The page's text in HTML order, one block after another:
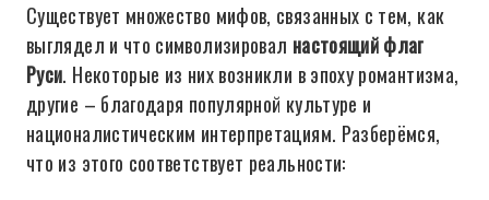
Существует множество мифов, связанных с тем, как
выглядел и что символизировал настоящий флаг
Руси. Некоторые из них возникли в эпоху романтизма,
другие – благодаря популярной культуре и
националистическим интерпретациям. Разберёмся,
что из этого соответствует реальности: